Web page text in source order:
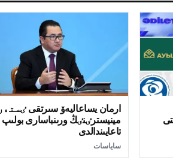
ارمان يساعاليەۆ سىرتقى ٸستەر
مينيسترٸنٸڭ ورىنباسارى بولىپ
تاعايىندالدى
ساياسات